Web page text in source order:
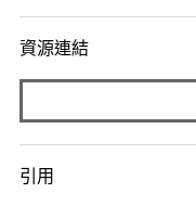
資源連結
引用